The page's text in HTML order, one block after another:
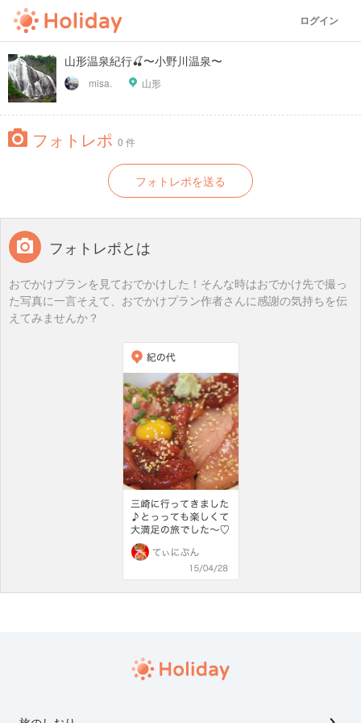
ログイン
山形温泉紀行🍒〜小野川温泉〜
misa. 山形
フォトレポ 0 件
フォトレポを送る
フォトレポとは
おでかけプランを見ておでかけした！そんな時はおでかけ先で撮っ
た写真に一言そえて、おでかけプラン作者さんに感謝の気持ちを伝
えてみませんか？